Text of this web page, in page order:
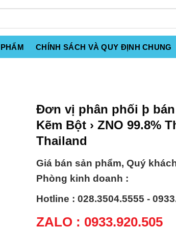
CHÍNH SÁCH VÀ QUY ĐỊNH CHUNG
Đơn vị phân phối þ
Kẽm Bột › ZNO 99.8%
Thailand
Giá bán sản phẩm, Quý
Phòng kinh doanh :
Hotline : 028.3504.5555 -
ZALO : 0933.920.505